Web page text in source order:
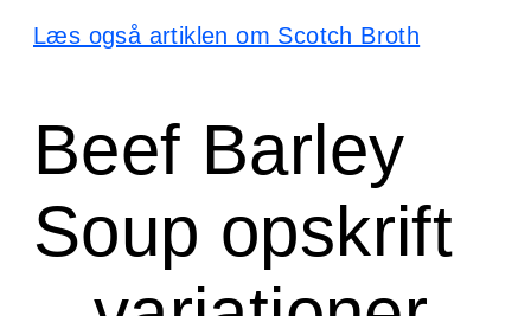
Læs også artiklen om Scotch Broth
Beef Barley
Soup opskrift